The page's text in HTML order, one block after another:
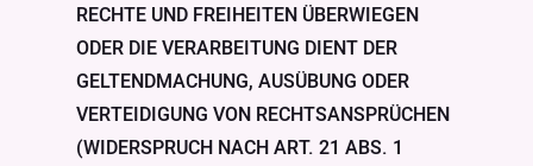
RECHTE UND FREIHEITEN ÜBERWIEGEN
ODER DIE VERARBEITUNG DIENT DER
GELTENDMACHUNG, AUSÜBUNG ODER
VERTEIDIGUNG VON RECHTSANSPRÜCHEN
(WIDERSPRUCH NACH ART. 21 ABS. 1